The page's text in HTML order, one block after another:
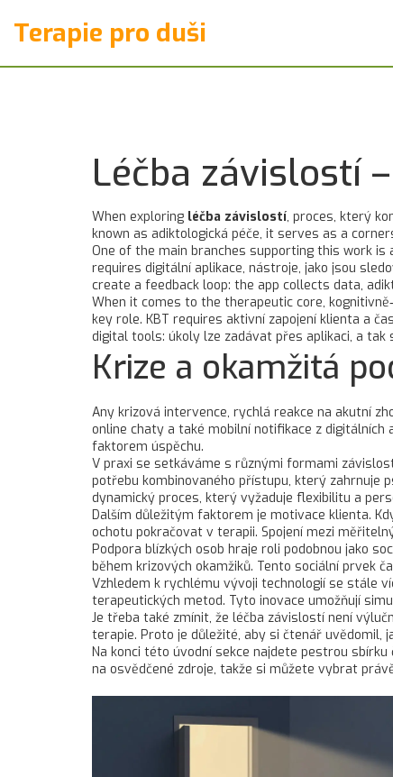
Terapie pro duši
Léčba závislostí
When exploring léčba závislostí, proces, který
known as adiktologická péče, it serves as a
One of the main branches supporting this work is
requires digitální aplikace, nástroje, jako jsou
create a feedback loop: the app collects data,
When it comes to the therapeutic core,
key role. KBT requires aktivní zapojení klienta a
digital tools: úkoly lze zadávat přes aplikaci, a tak
Krize a okamžitá
Any krizová intervence, rychlá reakce na akutní
online chaty a také mobilní notifikace z digitálních
faktorem úspěchu.
V praxi se setkáváme s různými formami
potřebu kombinovaného přístupu, který zahrnuje
dynamický proces, který vyžaduje flexibilitu a
Dalším důležitým faktorem je motivace klienta.
ochotu pokračovat v terapii. Spojení mezi
Podpora blízkých osob hraje roli podobnou jako
během krizových okamžiků. Tento sociální prvek
Vzhledem k rychlému vývoji technologií se stále
terapeutických metod. Tyto inovace umožňují
Je třeba také zmínit, že léčba závislostí není
terapie. Proto je důležité, aby si čtenář uvědomil,
Na konci této úvodní sekce najdete pestrou
na osvědčené zdroje, takže si můžete vybrat